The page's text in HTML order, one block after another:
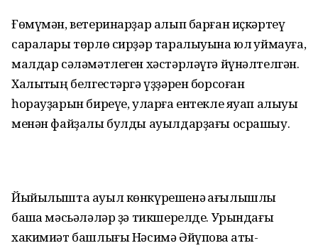
Ғөмүмән, ветеринарҙар алып барған иҫкәртеү
саралары төрлө сирҙәр таралыуына юл ҡуймауға,
малдар сәләмәтлеген хәстәрләүгә йүнәлтелгән.
Халыҡтың белгестәргә үҙҙәрен борсоған
һорауҙарын биреүе, уларға ентекле яуап алыуы
менән файҙалы булды ауылдарҙағы осрашыу.
Йыйылышта ауыл көнкүрешенә ҡағылышлы
башҡа мәсьәләләр ҙә тикшерелде. Урындағы
хакимиәт башлығы Нәсимә Әйүпова ҡаты-